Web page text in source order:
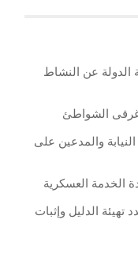
الدولة عن النشاط
غرقى الشواطئ
والمدعين على
الخدمة العسكرية
تهيئة الدليل وإثبات